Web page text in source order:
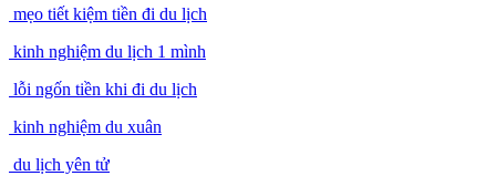
mẹo tiết kiệm tiền đi du lịch
kinh nghiệm du lịch 1 mình
lỗi ngốn tiền khi đi du lịch
kinh nghiệm du xuân
du lịch yên tử